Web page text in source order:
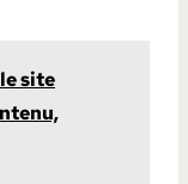
site